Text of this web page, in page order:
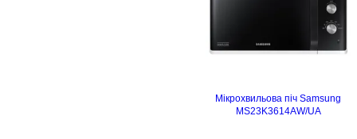
Мікрохвильова піч Samsung
MS23K3614AW/UA